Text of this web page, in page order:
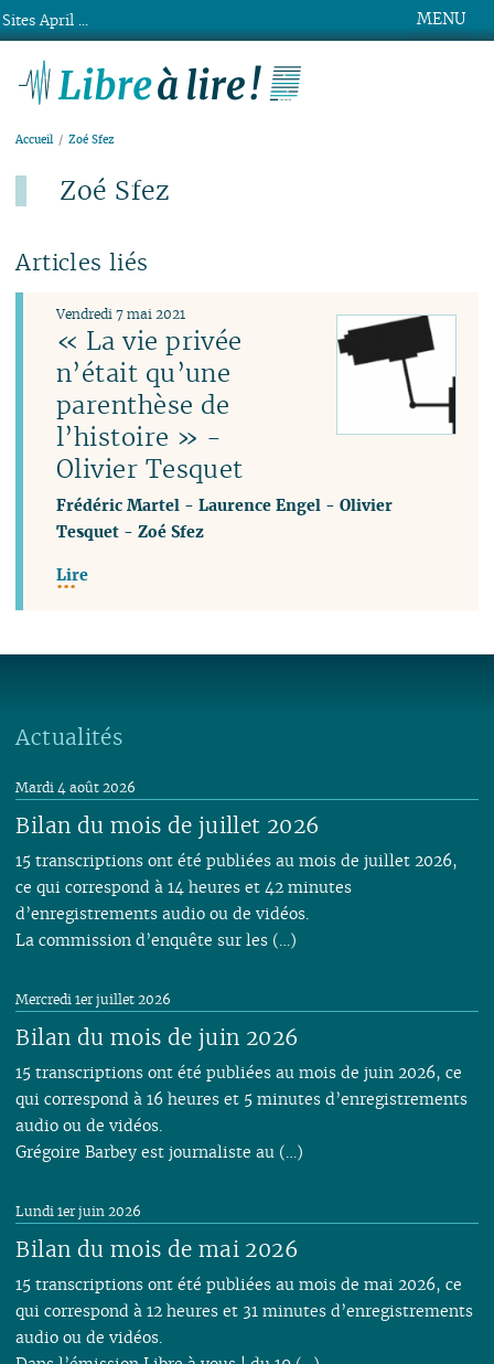
MENU
Accueil Zoé Sfez
Zoé Sfez
Articles liés
« La vie privée
n’était qu’une
parenthèse de
l’histoire » -
Olivier Tesquet‎‎
Vendredi 7 mai 2021
Frédéric Martel -Laurence Engel -Olivier
Tesquet -Zoé Sfez
Lire
Actualités
Bilan du mois de juillet 2026
Mardi 4 août 2026
15 transcriptions ont été publiées au mois de juillet 2026,
ce qui correspond à 14 heures et 42 minutes
d’enregistrements audio ou de vidéos.
La commission d’enquête sur les (…)
Bilan du mois de juin 2026
Mercredi 1er juillet 2026
15 transcriptions ont été publiées au mois de juin 2026, ce
qui correspond à 16 heures et 5 minutes d’enregistrements
audio ou de vidéos.
Grégoire Barbey est journaliste au (…)
Bilan du mois de mai 2026
Lundi 1er juin 2026
15 transcriptions ont été publiées au mois de mai 2026, ce
qui correspond à 12 heures et 31 minutes d’enregistrements
audio ou de vidéos.
Sites April ...